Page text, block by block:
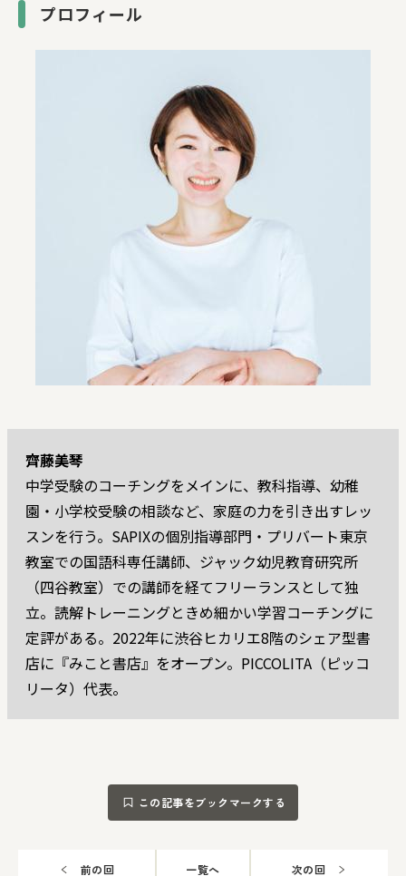
プロフィール
齊藤美琴
中学受験のコーチングをメインに、教科指導、幼稚
園・小学校受験の相談など、家庭の力を引き出すレッ
スンを行う。SAPIXの個別指導部門・プリバート東京
教室での国語科専任講師、ジャック幼児教育研究所
（四谷教室）での講師を経てフリーランスとして独
立。読解トレーニングときめ細かい学習コーチングに
定評がある。2022年に渋谷ヒカリエ8階のシェア型書
店に『みこと書店』をオープン。PICCOLITA（ピッコ
リータ）代表。
この記事をブックマークする
前の回 一覧へ 次の回